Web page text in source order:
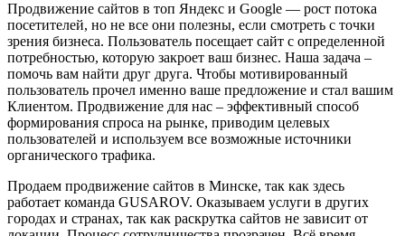
Продвижение сайтов в топ Яндекс и Google — рост потока
посетителей, но не все они полезны, если смотреть с точки
зрения бизнеса. Пользователь посещает сайт с определенной
потребностью, которую закроет ваш бизнес. Наша задача –
помочь вам найти друг друга. Чтобы мотивированный
пользователь прочел именно ваше предложение и стал вашим
Клиентом. Продвижение для нас – эффективный способ
формирования спроса на рынке, приводим целевых
пользователей и используем все возможные источники
органического трафика.
Продаем продвижение сайтов в Минске, так как здесь
работает команда GUSAROV. Оказываем услуги в других
городах и странах, так как раскрутка сайтов не зависит от